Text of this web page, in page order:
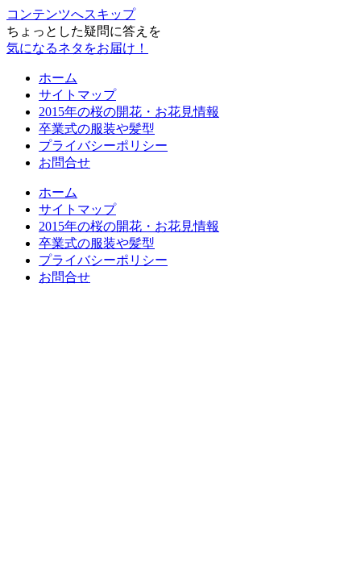
コンテンツへスキップ
ちょっとした疑問に答えを
気になるネタをお届け！
ホーム
サイトマップ
2015年の桜の開花・お花見情報
卒業式の服装や髪型
プライバシーポリシー
お問合せ
ホーム
サイトマップ
2015年の桜の開花・お花見情報
卒業式の服装や髪型
プライバシーポリシー
お問合せ